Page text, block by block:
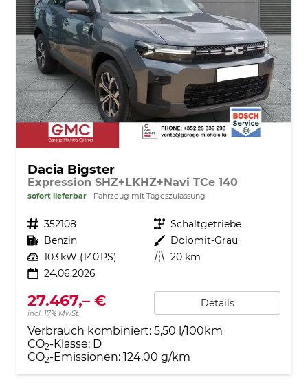
Dacia Bigster
Expression SHZ+LKHZ+Navi TCe 140
sofort lieferbar Fahrzeug mit Tageszulassung
Fahrzeugnr. 352108 Getriebe Schaltgetriebe
Kraftstoff Benzin Außenfarbe Dolomit-Grau
Leistung 103 kW (140 PS) Kilometerstand 20 km
24.06.2026
27.467,– €
incl. 17% MwSt.
Details
Verbrauch kombiniert: 5,50 l/100km
CO2-Klasse: D
CO2-Emissionen: 124,00 g/km